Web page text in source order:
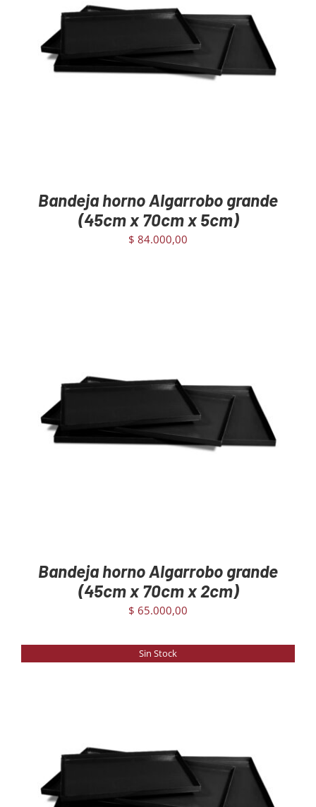
Bandeja horno Algarrobo grande
(45cm x 70cm x 5cm)
$ 84.000,00
/ DETAILS
Bandeja horno Algarrobo grande
(45cm x 70cm x 2cm)
$ 65.000,00
Sin Stock